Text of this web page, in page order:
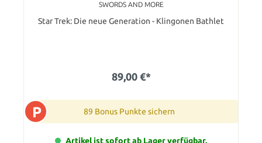
SWORDS AND MORE
Star Trek: Die neue Generation - Klingonen Bathlet
89,00 €*
P 89 Bonus Punkte sichern
Artikel ist sofort ab Lager verfügbar.